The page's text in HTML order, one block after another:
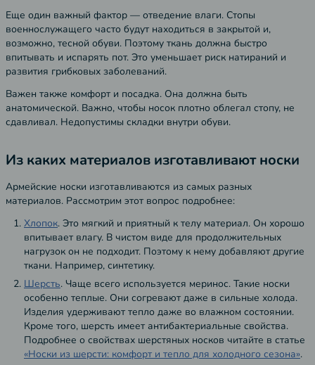
Еще один важный фактор — отведение влаги. Стопы
военнослужащего часто будут находиться в закрытой и,
возможно, тесной обуви. Поэтому ткань должна быстро
впитывать и испарять пот. Это уменьшает риск натираний и
развития грибковых заболеваний.
Важен также комфорт и посадка. Она должна быть
анатомической. Важно, чтобы носок плотно облегал стопу, не
сдавливал. Недопустимы складки внутри обуви.
Из каких материалов изготавливают носки
Армейские носки изготавливаются из самых разных
материалов. Рассмотрим этот вопрос подробнее:
Хлопок. Это мягкий и приятный к телу материал. Он хорошо
впитывает влагу. В чистом виде для продолжительных
нагрузок он не подходит. Поэтому к нему добавляют другие
ткани. Например, синтетику.
Шерсть. Чаще всего используется меринос. Такие носки
особенно теплые. Они согревают даже в сильные холода.
Изделия удерживают тепло даже во влажном состоянии.
Кроме того, шерсть имеет антибактериальные свойства.
Подробнее о свойствах шерстяных носков читайте в статье
«Носки из шерсти: комфорт и тепло для холодного сезона».